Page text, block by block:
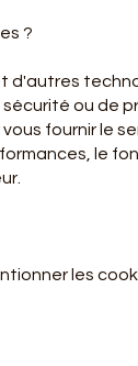
?
d'autres
sécurité ou
fournir le
le
les